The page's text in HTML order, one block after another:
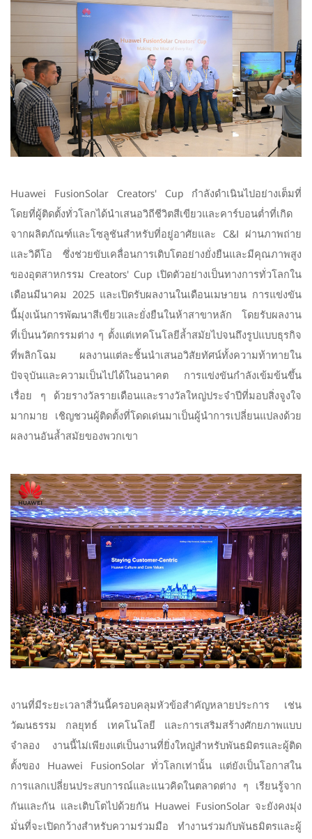
Huawei FusionSolar Creators' Cup กำลังดำเนินไปอย่างเต็มที่
โดยที่ผู้ติดตั้งทั่วโลกได้นำเสนอวิถีชีวิตสีเขียวและคาร์บอนต่ำที่เกิด
จากผลิตภัณฑ์และโซลูชันสำหรับที่อยู่อาศัยและ C&I ผ่านภาพถ่าย
และวิดีโอ ซึ่งช่วยขับเคลื่อนการเติบโตอย่างยั่งยืนและมีคุณภาพสูง
ของอุตสาหกรรม Creators' Cup เปิดตัวอย่างเป็นทางการทั่วโลกใน
เดือนมีนาคม 2025 และเปิดรับผลงานในเดือนเมษายน การแข่งขัน
นี้มุ่งเน้นการพัฒนาสีเขียวและยั่งยืนในห้าสาขาหลัก โดยรับผลงาน
ที่เป็นนวัตกรรมต่าง ๆ ตั้งแต่เทคโนโลยีล้ำสมัยไปจนถึงรูปแบบธุรกิจ
ที่พลิกโฉม ผลงานแต่ละชิ้นนำเสนอวิสัยทัศน์ทั้งความท้าทายใน
ปัจจุบันและความเป็นไปได้ในอนาคต การแข่งขันกำลังเข้มข้นขึ้น
เรื่อย ๆ ด้วยรางวัลรายเดือนและรางวัลใหญ่ประจำปีที่มอบสิ่งจูงใจ
มากมาย เชิญชวนผู้ติดตั้งที่โดดเด่นมาเป็นผู้นำการเปลี่ยนแปลงด้วย
ผลงานอันล้ำสมัยของพวกเขา
งานที่มีระยะเวลาสี่วันนี้ครอบคลุมหัวข้อสำคัญหลายประการ เช่น
วัฒนธรรม กลยุทธ์ เทคโนโลยี และการเสริมสร้างศักยภาพแบบ
จำลอง งานนี้ไม่เพียงแต่เป็นงานที่ยิ่งใหญ่สำหรับพันธมิตรและผู้ติด
ตั้งของ Huawei FusionSolar ทั่วโลกเท่านั้น แต่ยังเป็นโอกาสใน
การแลกเปลี่ยนประสบการณ์และแนวคิดในตลาดต่าง ๆ เรียนรู้จาก
กันและกัน และเติบโตไปด้วยกัน Huawei FusionSolar จะยังคงมุ่ง
มั่นที่จะเปิดกว้างสำหรับความร่วมมือ ทำงานร่วมกับพันธมิตรและผู้